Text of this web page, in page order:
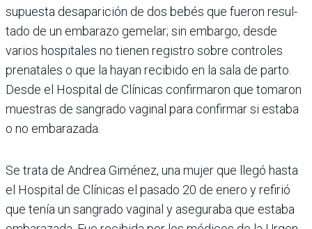
supuesta desaparición de dos bebés que fueron resul­
tado de un embarazo geme­lar; sin embargo, desde
varios hospitales no tienen registro sobre controles
prenatales o que la hayan recibido en la sala de parto.
Desde el Hos­pital de Clínicas confirma­ron que tomaron
muestras de sangrado vaginal para con­firmar si estaba
o no emba­razada.
Se trata de Andrea Giménez, una mujer que llegó hasta
el Hospital de Clínicas el pasado 20 de enero y refirió
que tenía un sangrado vagi­nal y aseguraba que estaba